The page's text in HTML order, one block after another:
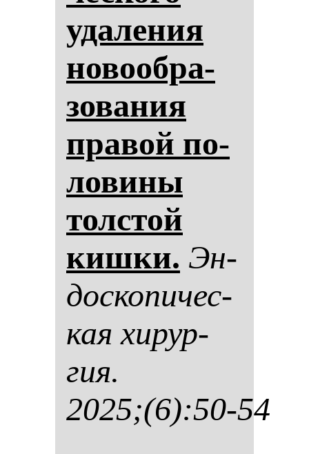
уда­ле­ния
но­во­об­ра­
зо­ва­ния
пра­вой по­
ло­ви­ны
тол­стой
киш­ки. Эн­
дос­ко­пи­чес­
кая хи­рур­
гия.
2025;(6):50-54